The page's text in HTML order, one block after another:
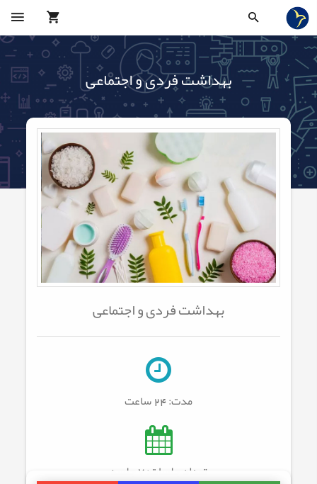
بهداشت فردی و اجتماعی
بهداشت فردی و اجتماعی
مدت:24 ساعت
تعداد جلسات: 7 جلسه